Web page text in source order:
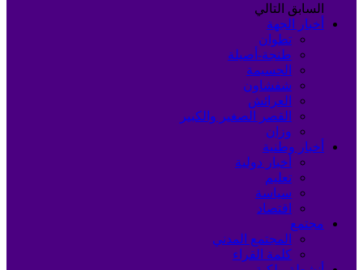
السابق التالي
أخبار الجهة
تطوان
طنجة-أصيلة
الحسيمة
شفشاون
العرائش
القصر الصغير والكبير
وزان
أخبار وطنية
أخبار دولية
تعليم
سياسة
اقتصاد
مجتمع
المجتمع المدني
كلمة القراء